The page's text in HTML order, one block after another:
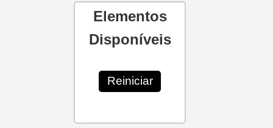
Elementos
Disponíveis
Reiniciar